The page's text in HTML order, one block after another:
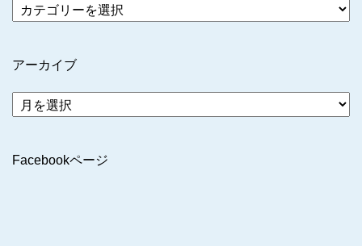
アーカイブ
ア
ー
ブ
Facebookページ